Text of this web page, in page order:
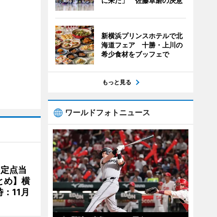
点当
め】横
11月
新横浜プリンスホテルで北
海道フェア 十勝・上川の
希少食材をブッフェで
もっと見る
ワールドフォトニュース